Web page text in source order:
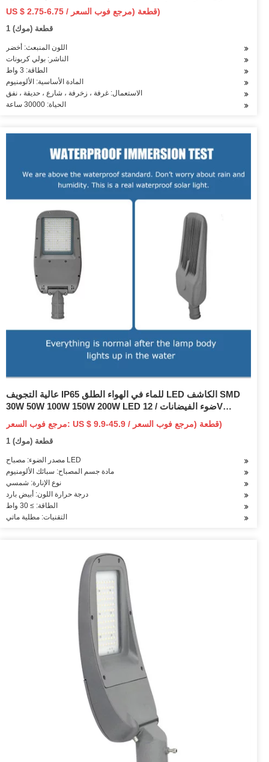
السعر المنخفض السقف أسفل ضوء
US $ 2.75-6.75 / قطعة (مرجع فوب السعر)
1 قطعة (موك)
اللون المنبعث: أخضر
الناشر: بولي كربونات
الطاقة: 3 واط
المادة الأساسية: الألومنيوم
الاستعمال: غرفة ، زخرفة ، شارع ، حديقة ، نفق
الحياة: 30000 ساعة
عالية التجويف IP65 للماء في الهواء الطلق LED الكاشف SMD
30W 50W 100W 150W 200W LED ضوء الفيضانات / 12V
الكاشف المواد الخام SKD
مرجع فوب السعر: US $ 9.9-45.9 / قطعة (مرجع فوب السعر)
1 قطعة (موك)
مصدر الضوء: مصباح LED
مادة جسم المصباح: سبائك الألومنيوم
نوع الإنارة: شمسي
درجة حرارة اللون: أبيض بارد
الطاقة: ≥ 30 واط
التقنيات: مطلية ماتي